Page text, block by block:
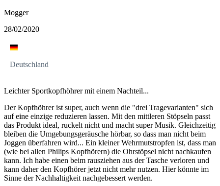
Mogger
28/02/2020
Deutschland
Leichter Sportkopfhöhrer mit einem Nachteil...
Der Kopfhöhrer ist super, auch wenn die "drei Tragevarianten" sich
auf eine einzige reduzieren lassen. Mit den mittleren Stöpseln passt
das Produkt ideal, ruckelt nicht und macht super Musik. Gleichzeitig
bleiben die Umgebungsgeräusche hörbar, so dass man nicht beim
Joggen überfahren wird... Ein kleiner Wehrmutstropfen ist, dass man
(wie bei allen Philips Kopfhörern) die Ohrstöpsel nicht nachkaufen
kann. Ich habe einen beim rausziehen aus der Tasche verloren und
kann daher den Kopfhörer jetzt nicht mehr nutzen. Hier könnte im
Sinne der Nachhaltigkeit nachgebessert werden.